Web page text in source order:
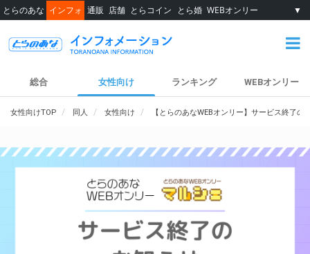
とらのあな インフォ 通販 店舗 とらコイン とら婚 WEBオンリー ▼
総合 女性向け ランキング WEBオンリー
女性向けTOP 同人 女性向け 【とらのあなWEBオンリー】サービス終了の